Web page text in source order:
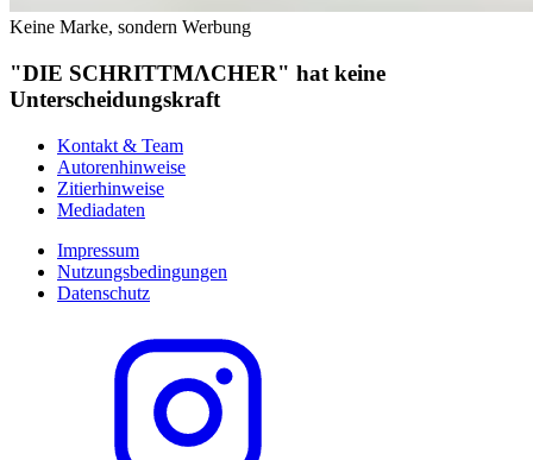
Keine Marke, sondern Werbung
"DIE SCHRITTMΛCHER" hat keine
Unterscheidungskraft
Kontakt & Team
Autorenhinweise
Zitierhinweise
Mediadaten
Impressum
Nutzungsbedingungen
Datenschutz